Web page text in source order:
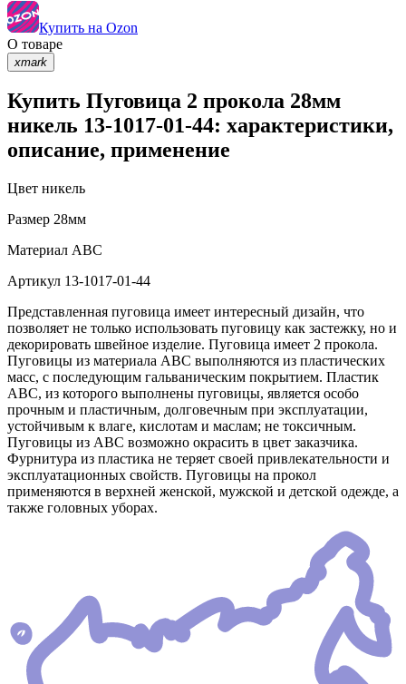
Купить на Ozon
О товаре
xmark
Купить Пуговица 2 прокола 28мм
никель 13-1017-01-44: характеристики,
описание, применение
Цвет никель
Размер 28мм
Материал АВС
Артикул 13-1017-01-44
Представленная пуговица имеет интересный дизайн, что
позволяет не только использовать пуговицу как застежку, но и
декорировать швейное изделие. Пуговица имеет 2 прокола.
Пуговицы из материала АВС выполняются из пластических
масс, с последующим гальваническим покрытием. Пластик
АВС, из которого выполнены пуговицы, является особо
прочным и пластичным, долговечным при эксплуатации,
устойчивым к влаге, кислотам и маслам; не токсичным.
Пуговицы из АВС возможно окрасить в цвет заказчика.
Фурнитура из пластика не теряет своей привлекательности и
эксплуатационных свойств. Пуговицы на прокол
применяются в верхней женской, мужской и детской одежде, а
также головных уборах.